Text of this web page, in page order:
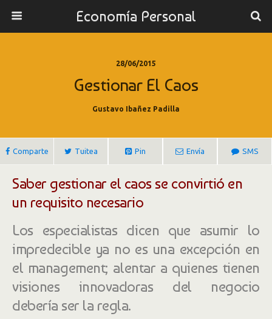
Economía Personal
28/06/2015
Gestionar El Caos
Gustavo Ibañez Padilla
Comparte Tuitea Pin Envía SMS
Saber gestionar el caos se convirtió en
un requisito necesario
Los especialistas dicen que asumir lo
impredecible ya no es una excepción en
el management; alentar a quienes tienen
visiones innovadoras del negocio
debería ser la regla.